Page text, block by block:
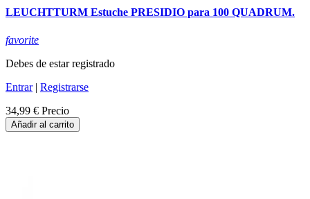
LEUCHTTURM Estuche PRESIDIO para 100 QUADRUM.
favorite
Debes de estar registrado
Entrar| Registrarse
34,99 € Precio
Añadir al carrito